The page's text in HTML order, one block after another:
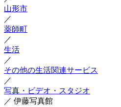
山形市
／
薬師町
／
生活
／
その他の生活関連サービス
／
写真・ビデオ・スタジオ
／ 伊藤写真館